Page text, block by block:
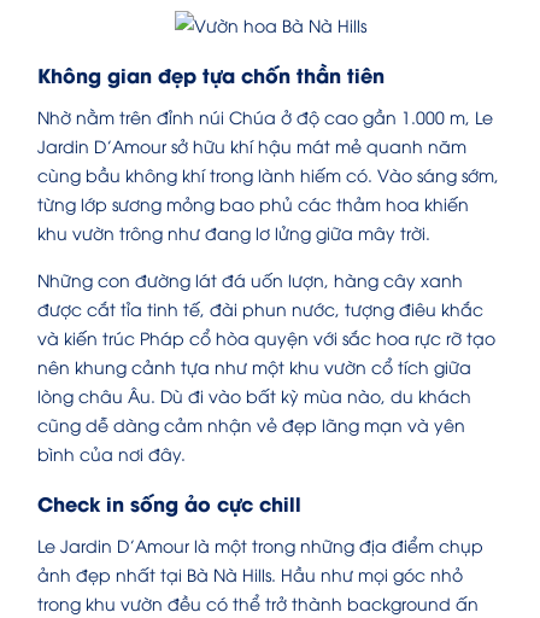
Không gian đẹp tựa chốn thần tiên
Nhờ nằm trên đỉnh núi Chúa ở độ cao gần 1.000 m, Le
Jardin D’Amour sở hữu khí hậu mát mẻ quanh năm
cùng bầu không khí trong lành hiếm có. Vào sáng sớm,
từng lớp sương mỏng bao phủ các thảm hoa khiến
khu vườn trông như đang lơ lửng giữa mây trời.
Những con đường lát đá uốn lượn, hàng cây xanh
được cắt tỉa tinh tế, đài phun nước, tượng điêu khắc
và kiến trúc Pháp cổ hòa quyện với sắc hoa rực rỡ tạo
nên khung cảnh tựa như một khu vườn cổ tích giữa
lòng châu Âu. Dù đi vào bất kỳ mùa nào, du khách
cũng dễ dàng cảm nhận vẻ đẹp lãng mạn và yên
bình của nơi đây.
Check in sống ảo cực chill
Le Jardin D’Amour là một trong những địa điểm chụp
ảnh đẹp nhất tại Bà Nà Hills. Hầu như mọi góc nhỏ
trong khu vườn đều có thể trở thành background ấn